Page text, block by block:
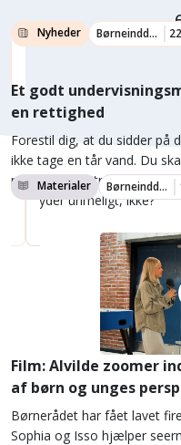
Nyheder Børneinddragelse
Et godt
en rettighed
Forestil dig, at du sidder på
ikke tage en tår vand. Du
må vente. Du trænger til at
Det lyder urimeligt, ikke?
Materialer Børneinddragelse
Film: Alvilde zoomer
af børn og unges
Børnerådet har fået lavet
Sophia og Isso hjælper